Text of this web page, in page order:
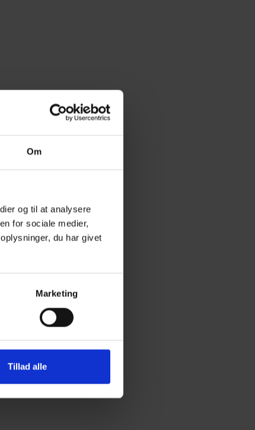
Om
og til at analysere
for sociale medier,
du har givet
Marketing
Tillad alle